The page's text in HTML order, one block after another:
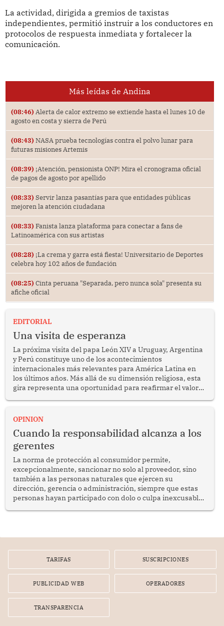
La actividad, dirigida a gremios de taxistas
independientes, permitió instruir a los conductores en
protocolos de respuesta inmediata y fortalecer la
comunicación.
Más leídas de Andina
(08:46) Alerta de calor extremo se extiende hasta el lunes 10 de
agosto en costa y sierra de Perú
(08:43) NASA prueba tecnologías contra el polvo lunar para
futuras misiones Artemis
(08:39) ¡Atención, pensionista ONP! Mira el cronograma oficial
de pagos de agosto por apellido
(08:33) Servir lanza pasantías para que entidades públicas
mejoren la atención ciudadana
(08:33) Fanista lanza plataforma para conectar a fans de
Latinoamérica con sus artistas
(08:28) ¡La crema y garra está fiesta! Universitario de Deportes
celebra hoy 102 años de fundación
(08:25) Cinta peruana "Separada, pero nunca sola" presenta su
afiche oficial
EDITORIAL
Una visita de esperanza
La próxima visita del papa León XIV a Uruguay, Argentina
y Perú constituye uno de los acontecimientos
internacionales más relevantes para América Latina en
los últimos años. Más allá de su dimensión religiosa, esta
gira representa una oportunidad para reafirmar el valor
enfrenta desafíos en materia de desarrollo, cohesión
OPINION
Cuando la responsabilidad alcanza a los
gerentes
La norma de protección al consumidor permite,
excepcionalmente, sancionar no solo al proveedor, sino
también a las personas naturales que ejercen su
dirección, gerencia o administración, siempre que estas
personas hayan participado con dolo o culpa inexcusable
por la frustrada realización de un meet and greet con
TARIFAS SUSCRIPCIONES
PUBLICIDAD WEB OPERADORES
TRANSPARENCIA